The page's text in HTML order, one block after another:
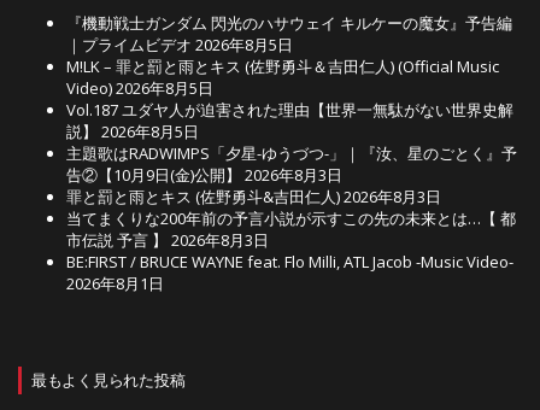
『機動戦士ガンダム 閃光のハサウェイ キルケーの魔女』予告編
｜プライムビデオ 2026年8月5日
M!LK – 罪と罰と雨とキス (佐野勇斗＆吉田仁人) (Official Music
Video)2026年8月5日
Vol.187 ユダヤ人が迫害された理由【世界一無駄がない世界史解
説】
2026年8月5日
主題歌はRADWIMPS「夕星-ゆうづつ-」｜『汝、星のごとく』予
告②【10月9日(金)公開】
2026年8月3日
罪と罰と雨とキス (佐野勇斗&吉田仁人)2026年8月3日
当てまくりな200年前の予言小説が示すこの先の未来とは…【 都
市伝説 予言 】
2026年8月3日
BE:FIRST / BRUCE WAYNE feat. Flo Milli, ATL Jacob -Music Video-
2026年8月1日
最もよく見られた投稿